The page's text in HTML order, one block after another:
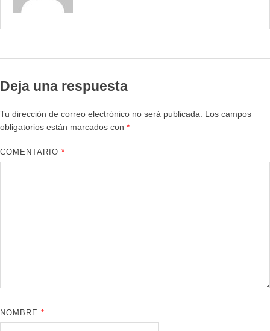
Deja una respuesta
Tu dirección de correo electrónico no será publicada. Los campos
obligatorios están marcados con *
COMENTARIO*
NOMBRE*